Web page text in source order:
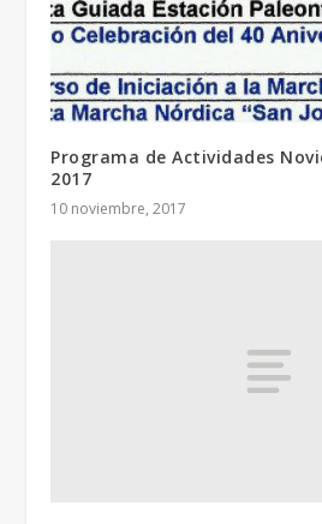
Programa de Actividades
2017
10 noviembre, 2017